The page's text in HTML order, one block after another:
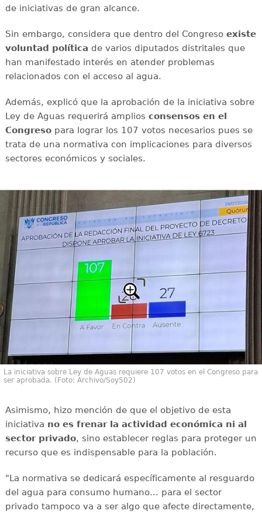
de iniciativas de gran alcance.
Sin embargo, considera que dentro del Congreso existe
voluntad política de varios diputados distritales que
han manifestado interés en atender problemas
relacionados con el acceso al agua.
Además, explicó que la aprobación de la iniciativa sobre
Ley de Aguas requerirá amplios consensos en el
Congresopara lograr los 107 votos necesarios pues se
trata de una normativa con implicaciones para diversos
sectores económicos y sociales.
La iniciativa sobre Ley de Aguas requiere 107 votos en el Congreso para
ser aprobada. (Foto: Archivo/Soy502)
Asimismo, hizo mención de que el objetivo de esta
iniciativa no es frenar la actividad económica ni al
sector privado, sino establecer reglas para proteger un
recurso que es indispensable para la población.
"La normativa se dedicará específicamente al resguardo
del agua para consumo humano... para el sector
privado tampoco va a ser algo que afecte directamente,